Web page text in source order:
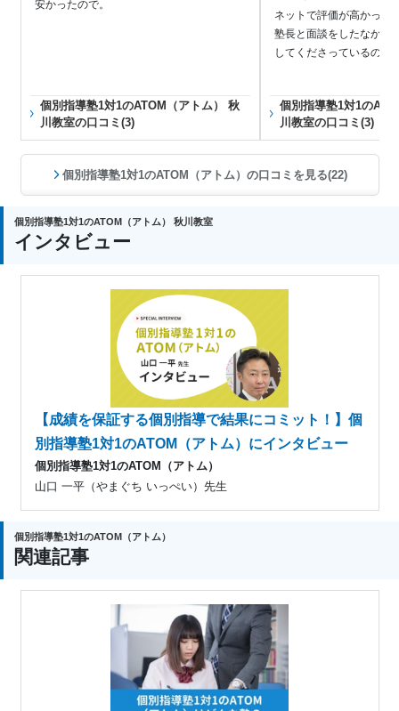
安かったので。
個別指導塾1対1のATOM（アトム） 秋
川教室の口コミ(3)
ネットで評価が高かった
塾長と面談をしたなかで
してくださっているので
個別指導塾1対1の
川教室の口コミ(3)
個別指導塾1対1のATOM（アトム）の口コミを見る(22)
個別指導塾1対1のATOM（アトム） 秋川教室
インタビュー
【成績を保証する個別指導で結果にコミット！】個
別指導塾1対1のATOM（アトム）にインタビュー
個別指導塾1対1のATOM（アトム）
山口 一平（やまぐち いっぺい）先生
個別指導塾1対1のATOM（アトム）
関連記事